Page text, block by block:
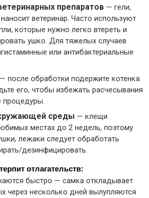
препаратов — гели,
ветеринар. Часто используют
которые нужно легко втереть и
ушко. Для тяжелых случаев
или антибактериальные
— после обработки подержите котенка
его, чтобы избежать расчесывания
процедуры.
среды — клещи
местах до 2 недель, поэтому
лежаки следует обработать
дезинфицировать.
отлагательств:
быстро — самка откладывает
через несколько дней вылупляются